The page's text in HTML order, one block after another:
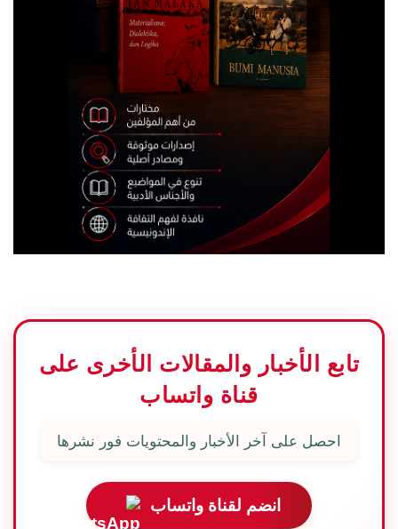
تابع الأخبار والمقالات الأخرى على
قناة واتساب
احصل على آخر الأخبار والمحتويات فور نشرها
انضم لقناة واتساب